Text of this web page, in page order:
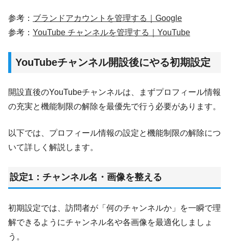
参考： ブランドアカウントを管理する｜Google
参考： YouTube チャンネルを管理する｜YouTube
YouTubeチャンネル開設後にやる初期設定
開設直後のYouTubeチャンネルは、まずプロフィール情報
の充実と機能制限の解除を最優先で行う必要があります。
以下では、プロフィール情報の設定と機能制限の解除につ
いて詳しく解説します。
設定1：チャンネル名・画像を整える
初期設定では、訪問者が「何のチャンネルか」を一瞬で理
解できるようにチャンネル名や各画像を最適化しましょ
う。